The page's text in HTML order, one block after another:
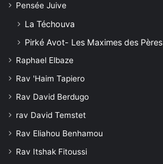
Pensée Juive
La Téchouva
Pirké Avot- Les Maximes des Pères
Raphael Elbaze
Rav 'Haim Tapiero
Rav David Berdugo
rav David Temstet
Rav Eliahou Benhamou
Rav Itshak Fitoussi